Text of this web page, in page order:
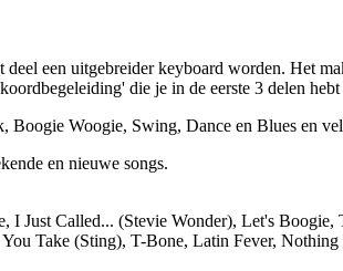
een uitgebreider keyboard worden. Het
die je in de eerste 3 delen
Boogie Woogie, Swing, Dance en Blues en
en nieuwe songs.
I Just Called... (Stevie Wonder), Let's
Take (Sting), T-Bone, Latin Fever,